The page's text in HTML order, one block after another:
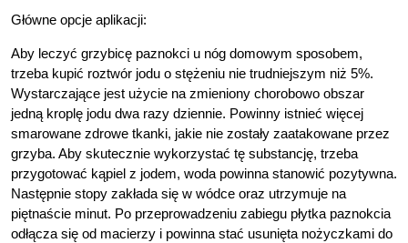
Główne opcje aplikacji:
Aby leczyć grzybicę paznokci u nóg domowym sposobem,
trzeba kupić roztwór jodu o stężeniu nie trudniejszym niż 5%.
Wystarczające jest użycie na zmieniony chorobowo obszar
jedną kroplę jodu dwa razy dziennie. Powinny istnieć więcej
smarowane zdrowe tkanki, jakie nie zostały zaatakowane przez
grzyba. Aby skutecznie wykorzystać tę substancję, trzeba
przygotować kąpiel z jodem, woda powinna stanowić pozytywna.
Następnie stopy zakłada się w wódce oraz utrzymuje na
piętnaście minut. Po przeprowadzeniu zabiegu płytka paznokcia
odłącza się od macierzy i powinna stać usunięta nożyczkami do